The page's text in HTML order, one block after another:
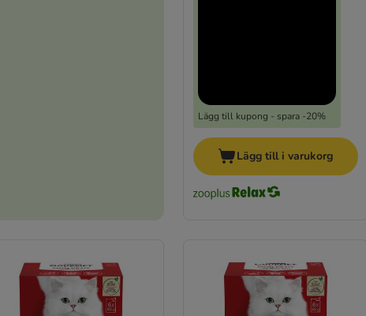
Lägg till kupong - spara -20%
Lägg till i varukorg